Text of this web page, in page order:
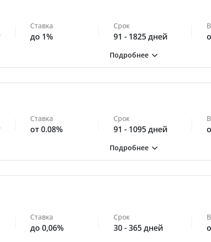
Ставка
до 1%
Срок
91 - 1825 дней
Ставка
от 0.08%
Срок
91 - 1095 дней
Ставка
до 0,06%
Срок
30 - 365 дней